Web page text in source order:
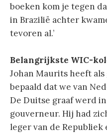
boeken kom je tegen
in Brazilië achter
tevoren al.’
Belangrijkste WIC-
Johan Maurits heeft
bepaald dat we van
De Duitse graaf werd
gouverneur. Hij had
leger van de